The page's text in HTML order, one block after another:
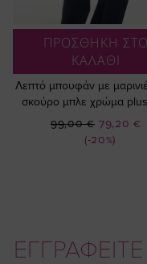
ΠΡΟΣΘΗΚΗ ΣΤΟ
ΚΑΛΑΘΙ
Λεπτό μπουφάν με
σκούρο μπλε χρώμα
(-20%)
Ειδική
Τιμή
79,20 €
99,00 €